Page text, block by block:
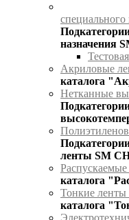
назначения
Тестовая
Акриловые
каталога
Нетканные
ленты SM
каталога
Тонкие
каталога